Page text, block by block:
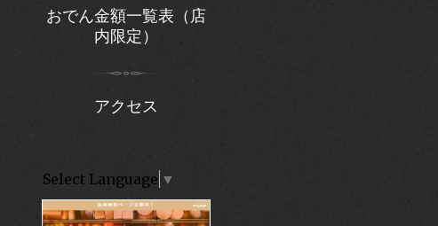
おでん金額一覧表（店
内限定）
アクセス
Select Language ▼